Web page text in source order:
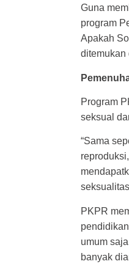
Guna
program
Apakah
ditemukan
Program
seksual
“Sama
PKPR
umum
banyak